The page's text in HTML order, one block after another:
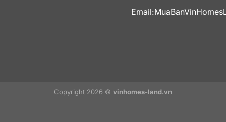
Email:
Copyright 2026 © vinhomes-land.vn